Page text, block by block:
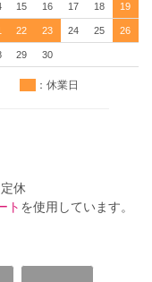
15 16 17 18 19
22 23 24 25 26
29 30
：休業日
休
ト を使用しています。